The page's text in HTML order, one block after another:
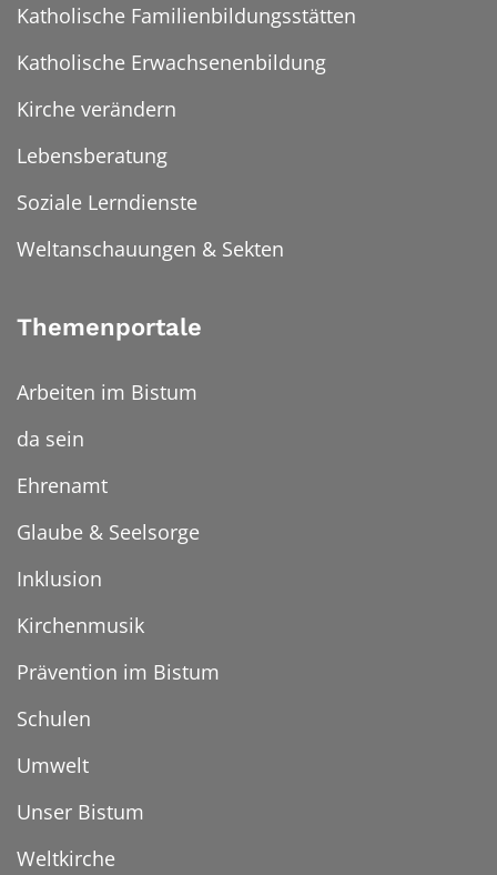
Katholische Familienbildungsstätten
Katholische Erwachsenenbildung
Kirche verändern
Lebensberatung
Soziale Lerndienste
Weltanschauungen & Sekten
Themenportale
Arbeiten im Bistum
da sein
Ehrenamt
Glaube & Seelsorge
Inklusion
Kirchenmusik
Prävention im Bistum
Schulen
Umwelt
Unser Bistum
Weltkirche